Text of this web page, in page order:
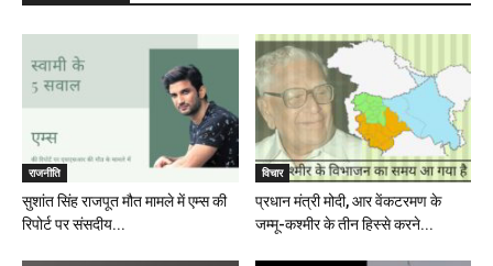
राजनीति
सुशांत सिंह राजपूत मौत मामले में एम्स की
रिपोर्ट पर संसदीय...
विचार
प्रधान मंत्री मोदी, आर वेंकटरमण के
जम्मू-कश्मीर के तीन हिस्से करने...